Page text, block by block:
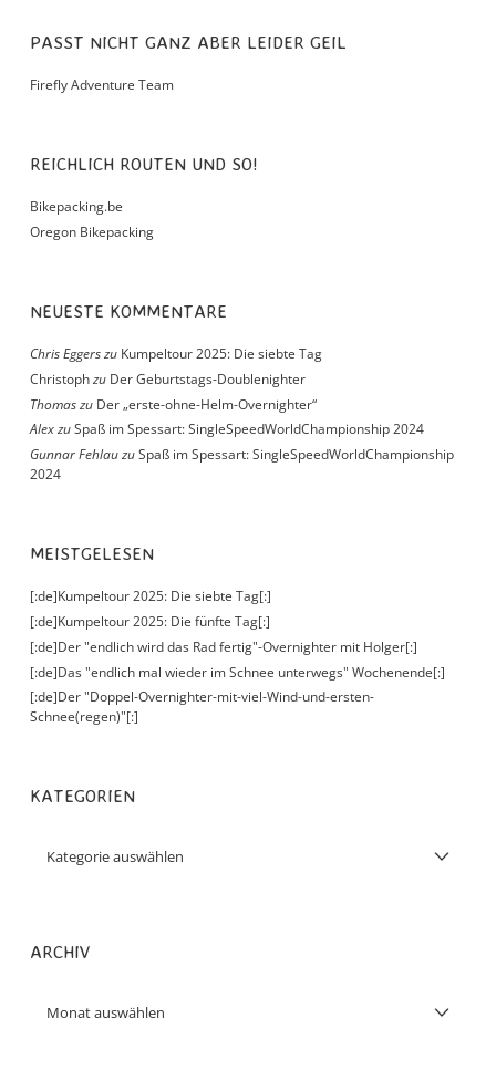
PASST NICHT GANZ ABER LEIDER GEIL
Firefly Adventure Team
REICHLICH ROUTEN UND SO!
Bikepacking.be
Oregon Bikepacking
NEUESTE KOMMENTARE
Chris Eggerszu Kumpeltour 2025: Die siebte Tag
Christophzu Der Geburtstags-Doublenighter
Thomaszu Der „erste-ohne-Helm-Overnighter“
AlexzuSpaß im Spessart: SingleSpeedWorldChampionship 2024
Gunnar FehlauzuSpaß im Spessart: SingleSpeedWorldChampionship
2024
MEISTGELESEN
[:de]Kumpeltour 2025: Die siebte Tag[:]
[:de]Kumpeltour 2025: Die fünfte Tag[:]
[:de]Der "endlich wird das Rad fertig"-Overnighter mit Holger[:]
[:de]Das "endlich mal wieder im Schnee unterwegs" Wochenende[:]
[:de]Der "Doppel-Overnighter-mit-viel-Wind-und-ersten-
Schnee(regen)"[:]
KATEGORIEN
ARCHIV